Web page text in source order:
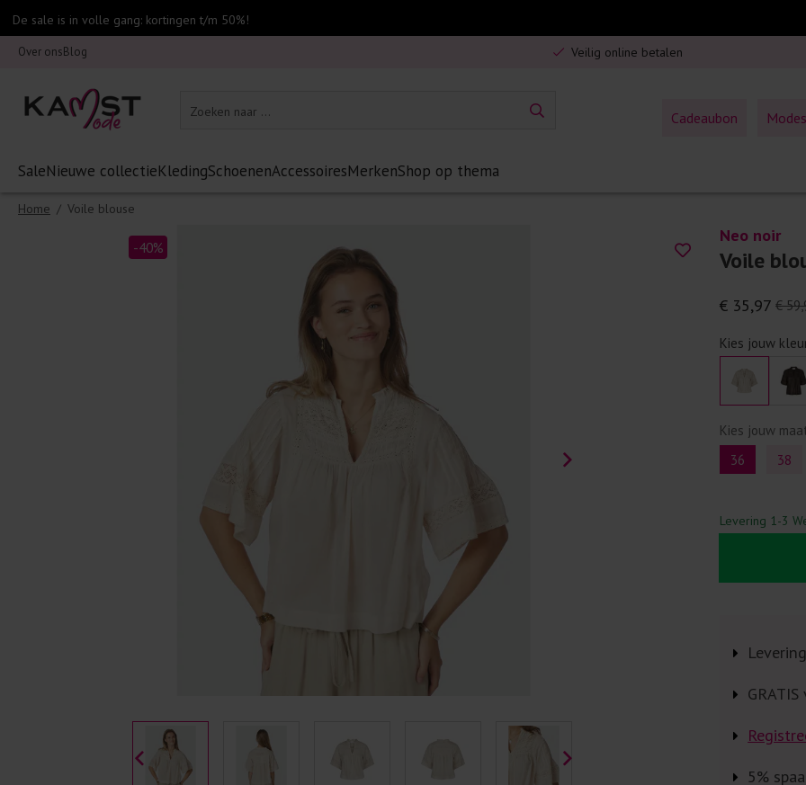
De sale is in volle gang: kortingen t/m 50%!
Over onsBlog
Veilig online betalen
Gratis verzending in Nederland vanaf €75,-
Cadeaubon
SaleNieuwe collectieKledingSchoenenAccessoiresMerkenShop op thema
Home / Voile blouse
-40%
Neo noir
Voile
€
€ 35,97
Kies jouw
Kies jouw
36
38
Levering 1-3
5%